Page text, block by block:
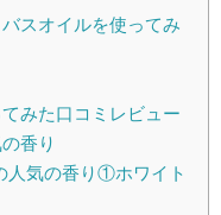
スオイルを使ってみ
みた口コミレビュー
香り
人気の香り①ホワイト